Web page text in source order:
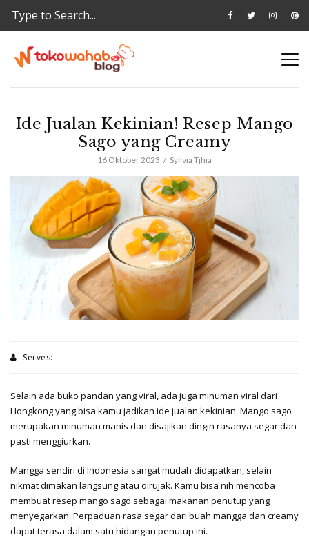
Ide Jualan Kekinian! Resep Mango
Sago yang Creamy
16 Oktober 2023 Syilvia Tjhia
Serves:
Selain ada buko pandan yang viral, ada juga minuman viral dari
Hongkong yang bisa kamu jadikan ide jualan kekinian. Mango sago
merupakan minuman manis dan disajikan dingin rasanya segar dan
pasti menggiurkan.
Mangga sendiri di Indonesia sangat mudah didapatkan, selain
nikmat dimakan langsung atau dirujak. Kamu bisa nih mencoba
membuat resep mango sago sebagai makanan penutup yang
menyegarkan. Perpaduan rasa segar dari buah mangga dan creamy
dapat terasa dalam satu hidangan penutup ini.